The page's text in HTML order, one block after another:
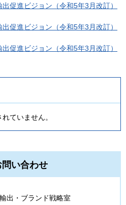
促進ビジョン（令和5年3月改訂）
促進ビジョン（令和5年3月改訂）
促進ビジョン（令和5年3月改訂）
ていません。
い合わせ
出・ブランド戦略室